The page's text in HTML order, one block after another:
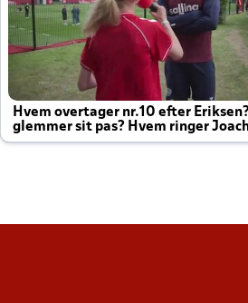
Hvem overtager nr.10 efter
glemmer sit pas? Hvem ringer
altid til efter kampe?